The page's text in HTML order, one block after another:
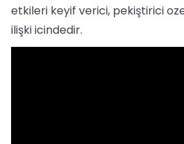
etkileri keyif verici, pekiştirici
ilişki icindedir.